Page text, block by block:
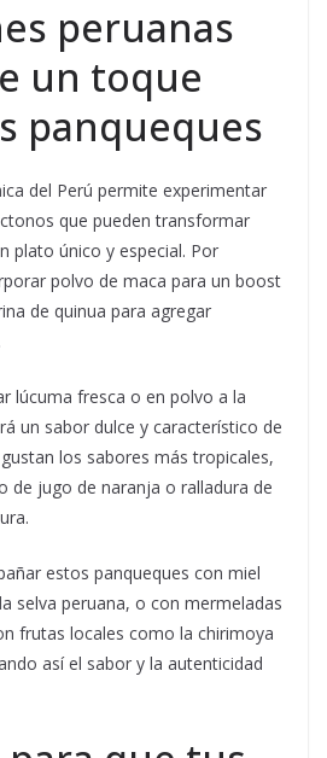
peruanas
un toque
panqueques
del Perú permite experimentar
que pueden transformar
plato único y especial. Por
polvo de maca para un boost
de quinua para agregar
lúcuma fresca o en polvo a la
un sabor dulce y característico de
los sabores más tropicales,
de jugo de naranja o ralladura de
estos panqueques con miel
selva peruana, o con mermeladas
frutas locales como la chirimoya
así el sabor y la autenticidad